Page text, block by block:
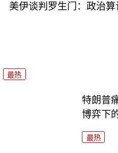
美伊谈判罗生门：政治
最热
特朗普
博弈下
最热